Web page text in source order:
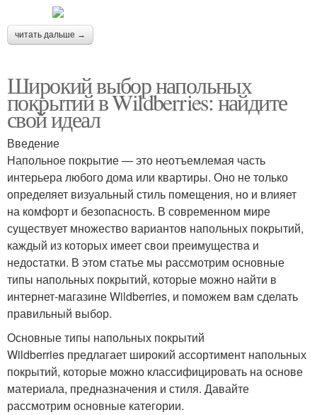
читать дальше →
Широкий выбор напольных
покрытий в Wildberries: найдите
свой идеал
Введение
Напольное покрытие — это неотъемлемая часть
интерьера любого дома или квартиры. Оно не только
определяет визуальный стиль помещения, но и влияет
на комфорт и безопасность. В современном мире
существует множество вариантов напольных покрытий,
каждый из которых имеет свои преимущества и
недостатки. В этом статье мы рассмотрим основные
типы напольных покрытий, которые можно найти в
интернет-магазине Wildberries, и поможем вам сделать
правильный выбор.
Основные типы напольных покрытий
Wildberries предлагает широкий ассортимент напольных
покрытий, которые можно классифицировать на основе
материала, предназначения и стиля. Давайте
рассмотрим основные категории.